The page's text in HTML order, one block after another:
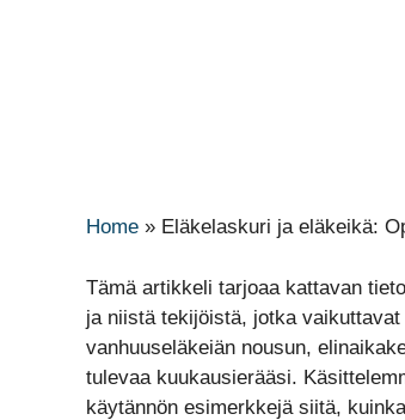
Home » Eläkelaskuri ja eläkeikä:
Tämä artikkeli tarjoaa kattavan
ja niistä tekijöistä, jotka
vanhuuseläkeiän nousun,
tulevaa kuukausierääsi.
käytännön esimerkkejä siitä,